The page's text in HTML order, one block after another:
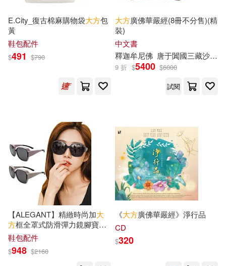
經盛鴻(3) 羽宸寰(3)
聖嚴法師(3)
膳書堂文化(3) 茂木健一郎(3)
蓋瑞．寇奇奈德(3)
蔡鐵如，寧澤璞（主編）(3)
蕭功秦(3) 蕭盛(3)
藤子‧F‧不二雄(3)
中國輕工業出版社(8)
中華書局(8) 九州出版社(8)
北京理工大學出版社(8)
廣東科技出版社(8)
擎天出版集團(8)
江蘇大學出版社(8)
浙江人民美術出版社(8)
E.City_復古棉麻購物袋大方包
黃
鞋包配件
$491 $790
大方廣佛華嚴經(8冊不分售)(精
裝)
中文書
釋迦牟尼佛 唐于闐國三藏沙門實叉難陀
9 折 $5400 $6000
試閱
【ALEGANT】精緻時尚加大
方框全罩式防滑彈力鏡腳寶麗
來偏光墨鏡/外掛式UV400太陽
眼鏡/包覆套鏡 鵝絨粉
鞋包配件
$948 $2160
《大方廣佛華嚴經》淨行品
CD
$320